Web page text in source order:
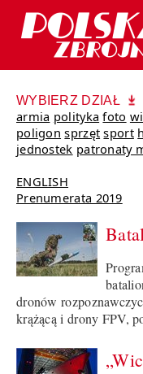
WYBIERZ DZIAŁ
armia polityka foto
poligon sprzęt sport
jednostek patronaty
ENGLISH
Prenumerata 2019
dronów
krążącą i drony FPV,